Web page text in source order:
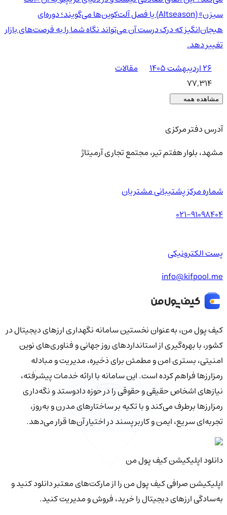
سیزن» (Altseason) یا فصل آلت‌کوین‌ها می‌گویند؛ دوره‌ای
هیجان‌انگیز که درک درست آن می‌تواند نگاه شما را به فرصت‌های بازار
تغییر دهد.
۲۶ اردیبهشت ۱۴۰۵
مقالات
77,314
مشاهده همه
آدرس دفتر مرکزی
مشهد، بلوار هفتم تیر، مجتمع تجاری آرمیتاژ
شماره مرکز پشتیبانی مشتریان
021-91098404
پست الکترونیکی
info@kifpool.me
کیف‌ پول من، به‌عنوان نخستین سامانه نگهداری ارزهای دیجیتال در
کشور، با بهره‌گیری از استانداردهای روز جهانی و فناوری‌های نوین
امنیتی، بستری امن و مطمئن برای ذخیره، مدیریت و مبادله
رمزارزها فراهم کرده است. این سامانه با ارائه خدمات پیشرفته،
نیازهای اشخاص حقیقی و حقوقی را در حوزه دادوستد و نگه‌داری
رمزارزها برطرف می‌کند و با تکیه بر ساختارهای مدرن و به‌روز،
تجربه‌ای سریع، ایمن و کاربرپسند در اختیار آن‌ها قرار می‌دهد.
دانلود اپلیکیشن کیف‌ پول من
اپلیکیشن صرافی کیف پول من را از مارکت‌های معتبر دانلود کنید و
به‌سادگی ارزهای دیجیتال را خرید، فروش و مدیریت کنید.